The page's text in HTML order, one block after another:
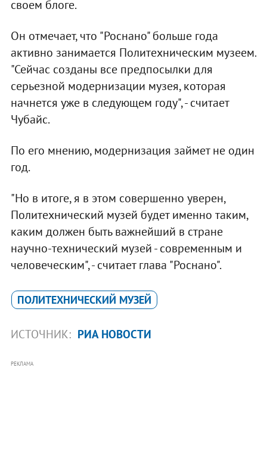
своем блоге.
Он отмечает, что "Роснано" больше года
активно занимается Политехническим музеем.
"Сейчас созданы все предпосылки для
серьезной модернизации музея, которая
начнется уже в следующем году", - считает
Чубайс.
По его мнению, модернизация займет не один
год.
"Но в итоге, я в этом совершенно уверен,
Политехнический музей будет именно таким,
каким должен быть важнейший в стране
научно-технический музей - современным и
человеческим", - считает глава "Роснано".
ПОЛИТЕХНИЧЕСКИЙ МУЗЕЙ
ИСТОЧНИК: РИА НОВОСТИ
РЕКЛАМА